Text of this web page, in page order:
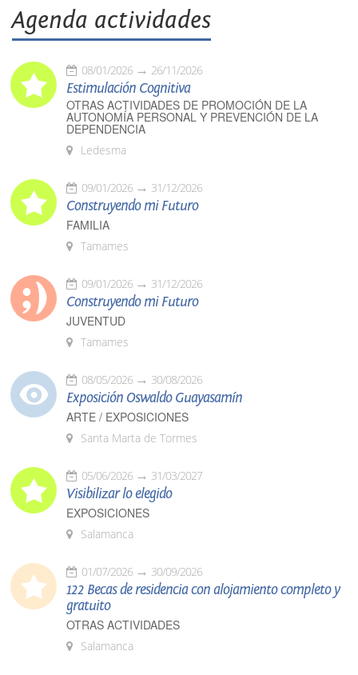
Agenda actividades
08/01/2026 26/11/2026
Estimulación Cognitiva
OTRAS ACTIVIDADES DE PROMOCIÓN DE LA
AUTONOMÍA PERSONAL Y PREVENCIÓN DE LA
DEPENDENCIA
Ledesma
09/01/2026 31/12/2026
Construyendo mi Futuro
FAMILIA
Tamames
09/01/2026 31/12/2026
Construyendo mi Futuro
JUVENTUD
Tamames
08/05/2026 30/08/2026
Exposición Oswaldo Guayasamín
ARTE / EXPOSICIONES
Santa Marta de Tormes
05/06/2026 31/03/2027
Visibilizar lo elegido
EXPOSICIONES
Salamanca
01/07/2026 30/09/2026
122 Becas de residencia con alojamiento completo y
gratuito
OTRAS ACTIVIDADES
Salamanca